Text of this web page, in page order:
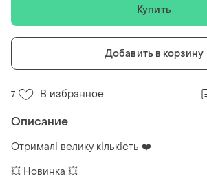
Купить
Добавить в корзину
7 В избранное
Описание
Отрималі велику кількість ❤️
💥 Новинка 💥